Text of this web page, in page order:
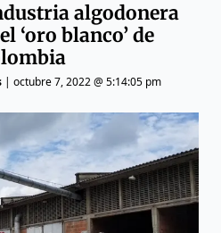
algodonera
‘oro blanco’ de
| octubre 7, 2022 @ 5:14:05 pm